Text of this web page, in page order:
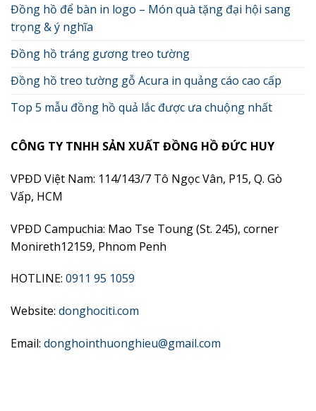
Đồng hồ để bàn in logo – Món quà tặng đại hội sang
trọng & ý nghĩa
Đồng hồ tráng gương treo tường
Đồng hồ treo tường gỗ Acura in quảng cáo cao cấp
Top 5 mẫu đồng hồ quả lắc được ưa chuộng nhất
CÔNG TY TNHH SẢN XUẤT ĐỒNG HỒ ĐỨC HUY
VPĐD Việt Nam: 114/143/7 Tô Ngọc Vân, P15, Q. Gò
Vấp, HCM
VPĐD Campuchia: Mao Tse Toung (St. 245), corner
Monireth12159, Phnom Penh
HOTLINE: 0911 95 1059
Website: donghociti.com
Email: donghointhuonghieu@gmail.com